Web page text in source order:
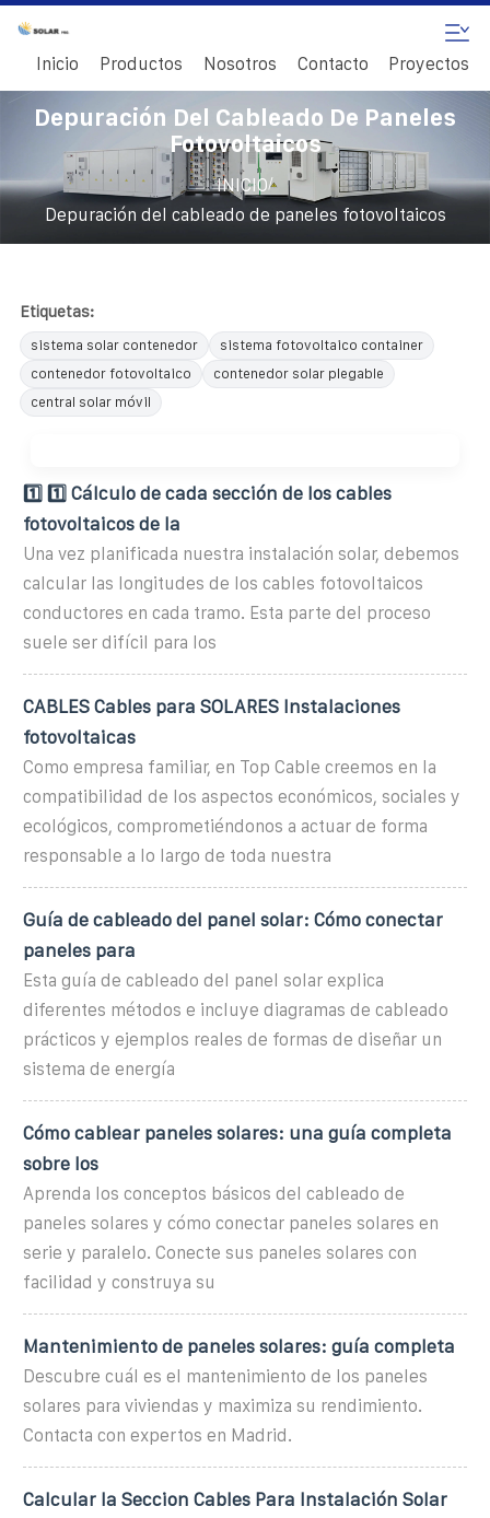
Inicio Productos Nosotros Contacto Proyectos
Depuración Del Cableado De Paneles
Fotovoltaicos
INICIO/
Depuración del cableado de paneles fotovoltaicos
Etiquetas:
sistema solar contenedor
sistema fotovoltaico container
contenedor fotovoltaico
contenedor solar plegable
central solar móvil
1️⃣ 1️⃣ Cálculo de cada sección de los cables
fotovoltaicos de la
Una vez planificada nuestra instalación solar, debemos
calcular las longitudes de los cables fotovoltaicos
conductores en cada tramo. Esta parte del proceso
suele ser difícil para los
CABLES Cables para SOLARES Instalaciones
fotovoltaicas
Como empresa familiar, en Top Cable creemos en la
compatibilidad de los aspectos económicos, sociales y
ecológicos, comprometiéndonos a actuar de forma
responsable a lo largo de toda nuestra
Guía de cableado del panel solar: Cómo conectar
paneles para
Esta guía de cableado del panel solar explica
diferentes métodos e incluye diagramas de cableado
prácticos y ejemplos reales de formas de diseñar un
sistema de energía
Cómo cablear paneles solares: una guía completa
sobre los
Aprenda los conceptos básicos del cableado de
paneles solares y cómo conectar paneles solares en
serie y paralelo. Conecte sus paneles solares con
facilidad y construya su
Mantenimiento de paneles solares: guía completa
Descubre cuál es el mantenimiento de los paneles
solares para viviendas y maximiza su rendimiento.
Contacta con expertos en Madrid.
Calcular la Seccion Cables Para Instalación Solar